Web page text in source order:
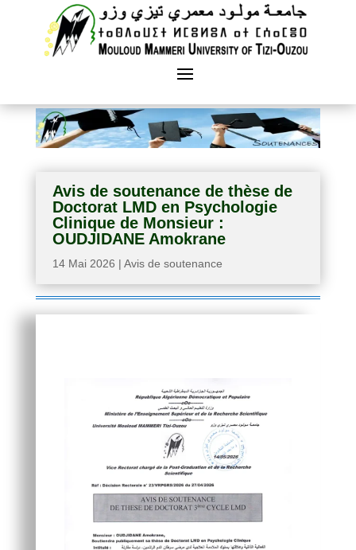
Avis de soutenance de thèse de
Doctorat LMD en Psychologie
Clinique de Monsieur :
OUDJIDANE Amokrane
14 Mai 2026 | Avis de soutenance